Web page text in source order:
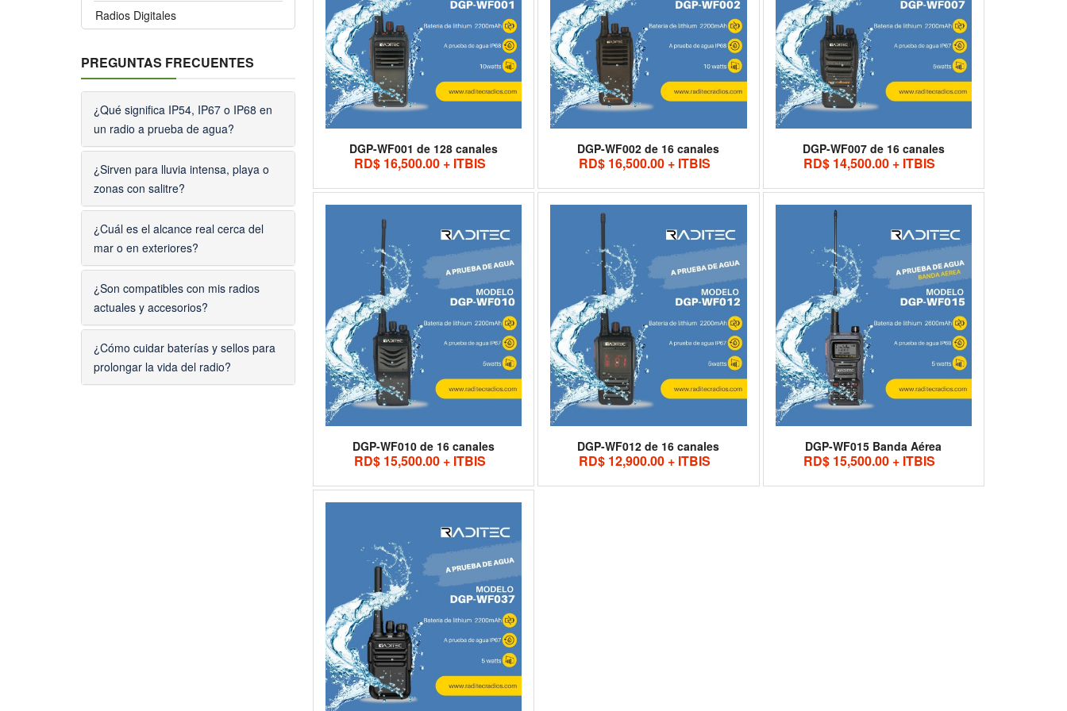
Radios Digitales
PREGUNTAS FRECUENTES
¿Qué significa IP54, IP67 o IP68 en
un radio a prueba de agua?
¿Sirven para lluvia intensa, playa o
zonas con salitre?
¿Cuál es el alcance real cerca del
mar o en exteriores?
¿Son compatibles con mis radios
actuales y accesorios?
¿Cómo cuidar baterías y sellos para
prolongar la vida del radio?
DGP-WF001 de 128 canales
RD$ 16,500.00 + ITBIS
DGP-WF002 de 16 canales
RD$ 16,500.00 + ITBIS
DGP-WF007 de 16 canales
RD$ 14,500.00 + ITBIS
DGP-WF010 de 16 canales
RD$ 15,500.00 + ITBIS
DGP-WF012 de 16 canales
RD$ 12,900.00 + ITBIS
DGP-WF015 Banda Aérea
RD$ 15,500.00 + ITBIS